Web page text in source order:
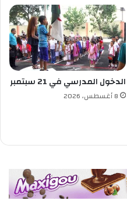
الدخول المدرسي في 21 سبتمبر
8 أغسطس، 2026